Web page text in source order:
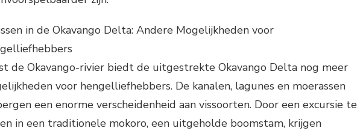
in de Okavango Delta: Andere Mogelijkheden voor
de Okavango-rivier biedt de uitgestrekte Okavango Delta nog meer
voor hengelliefhebbers. De kanalen, lagunes en moerassen
een enorme verscheidenheid aan vissoorten. Door een excursie te
in een traditionele mokoro, een uitgeholde boomstam, krijgen